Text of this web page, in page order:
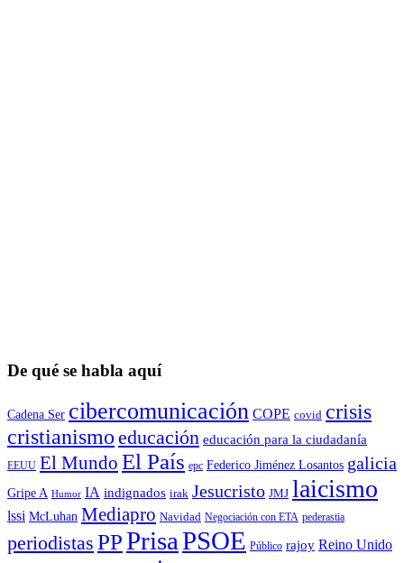
De qué se habla aquí
Cadena Ser cibercomunicación COPE covid crisis
cristianismo educación educación para la ciudadaní­a
EEUU El Mundo El País epc Federico Jiménez Losantos galicia
Gripe A Humor IA indignados irak Jesucristo JMJ laicismo
lssi McLuhan Mediapro Navidad Negociación con ETA pederastia
periodistas PPPrisaPSOE Público rajoy Reino Unido